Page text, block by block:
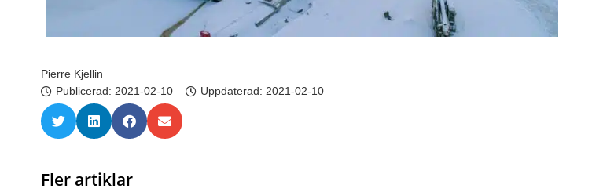
Pierre Kjellin
Publicerad: 2021-02-10 Uppdaterad: 2021-02-10
Fler artiklar